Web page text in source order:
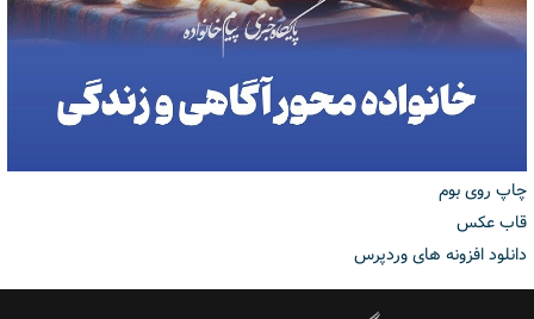
چاپ روی بوم
قاب عکس
دانلود افزونه های وردپرس